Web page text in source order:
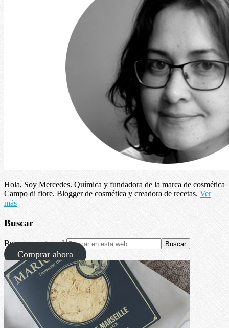
Hola, Soy Mercedes. Química y fundadora de la marca de cosmética
Campo di fiore. Blogger de cosmética y creadora de recetas. Ver
más
Buscar
Buscar en esta web
Comprar ahora